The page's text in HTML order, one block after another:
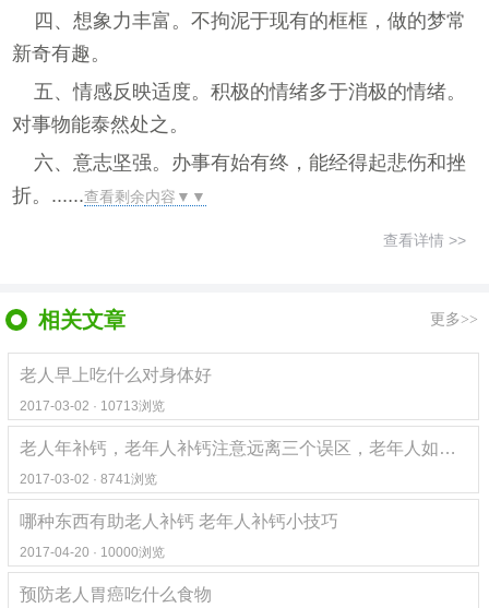
四、想象力丰富。不拘泥于现有的框框，做的梦常
新奇有趣。
五、情感反映适度。积极的情绪多于消极的情绪。
对事物能泰然处之。
六、意志坚强。办事有始有终，能经得起悲伤和挫
折。......查看剩余内容▼▼
查看详情 >>
相关文章 更多>>
老人早上吃什么对身体好
2017-03-02 · 10713浏览
老人年补钙，老年人补钙注意远离三个误区，老年人如何科学补钙，老年人补钙步骤方法
2017-03-02 · 8741浏览
哪种东西有助老人补钙 老年人补钙小技巧
2017-04-20 · 10000浏览
预防老人胃癌吃什么食物